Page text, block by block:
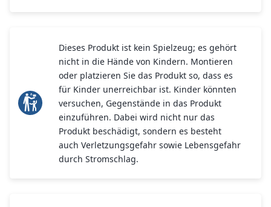
Dieses Produkt ist kein Spielzeug; es gehört
nicht in die Hände von Kindern. Montieren
oder platzieren Sie das Produkt so, dass es
für Kinder unerreichbar ist. Kinder könnten
versuchen, Gegenstände in das Produkt
einzuführen. Dabei wird nicht nur das
Produkt beschädigt, sondern es besteht
auch Verletzungsgefahr sowie Lebensgefahr
durch Stromschlag.